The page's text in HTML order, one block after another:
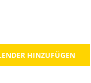
HINZUFÜGEN